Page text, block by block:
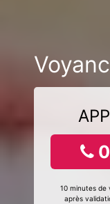
10 minutes de
après